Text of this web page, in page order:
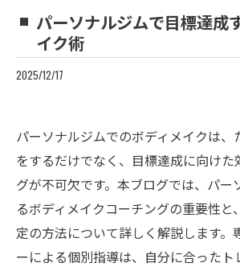
パーソナルジムで目標達成
イク術
2025/12/17
パーソナルジムでのボディメイクは、
をするだけでなく、目標達成に向けた
グが不可欠です。本ブログでは、パー
るボディメイクコーチングの重要性と
定の方法について詳しく解説します。
ーによる個別指導は、自分に合ったト